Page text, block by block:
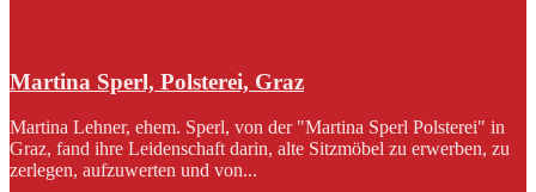
Martina Sperl, Polsterei, Graz
Martina Lehner, ehem. Sperl, von der "Martina Sperl Polsterei" in
Graz, fand ihre Leidenschaft darin, alte Sitzmöbel zu erwerben, zu
zerlegen, aufzuwerten und von...